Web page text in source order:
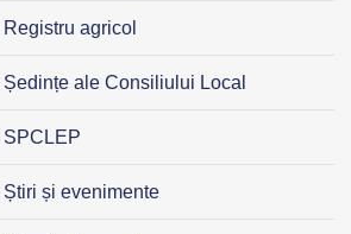
Registru agricol
Ședințe ale Consiliului Local
SPCLEP
Știri și evenimente